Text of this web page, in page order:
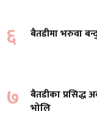
६ बैतडीमा भरुवा
७
बैतडीका प्रसिद्ध
भोलि